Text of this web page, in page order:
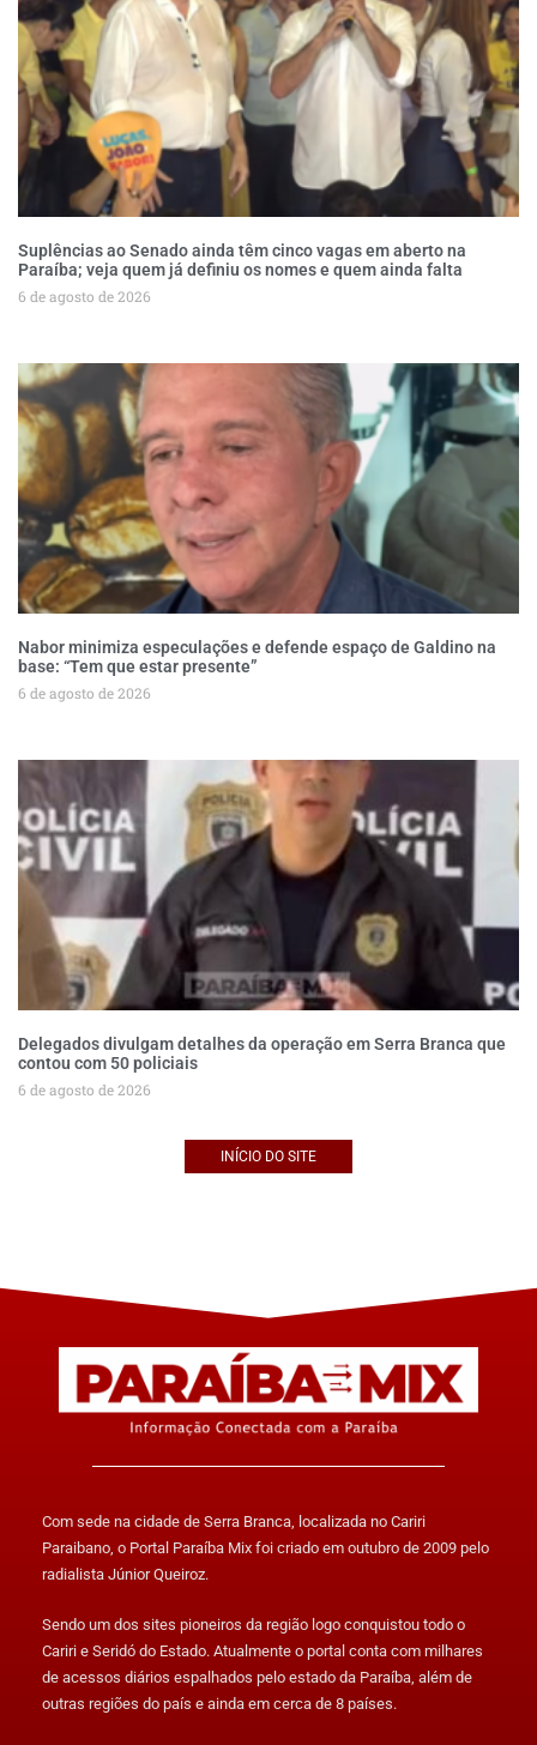
Suplências ao Senado ainda têm cinco vagas em aberto na
Paraíba; veja quem já definiu os nomes e quem ainda falta
6 de agosto de 2026
Nabor minimiza especulações e defende espaço de Galdino na
base: “Tem que estar presente”
6 de agosto de 2026
Delegados divulgam detalhes da operação em Serra Branca que
contou com 50 policiais
6 de agosto de 2026
INÍCIO DO SITE
Com sede na cidade de Serra Branca, localizada no Cariri
Paraibano, o Portal Paraíba Mix foi criado em outubro de 2009 pelo
radialista Júnior Queiroz.
Sendo um dos sites pioneiros da região logo conquistou todo o
Cariri e Seridó do Estado. Atualmente o portal conta com milhares
de acessos diários espalhados pelo estado da Paraíba, além de
outras regiões do país e ainda em cerca de 8 países.